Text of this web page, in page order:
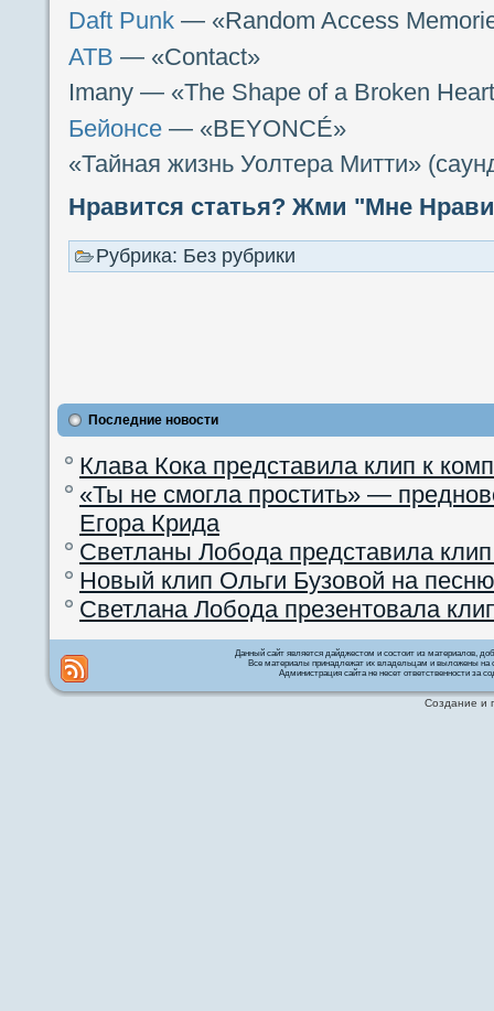
Daft Punk — «Random Access
ATB — «Contact»
Imany — «The Shape of a Broken
Бейонсе — «BEYONCÉ»
«Тайная жизнь Уолтера Митти»
Нравится статья? Жми "Мне
Рубрика: Без рубрики
Последние новости
Клава Кока представила клип к
«Ты не смогла простить» —
Егора Крида
Светланы Лобода представила
Новый клип Ольги Бузовой на
Светлана Лобода презентовала
Данный сайт является дайджестом и состоит из материалов,
Все материалы принадлежат их владельцам и выложены на
Администрация сайта не несет ответственности за
Создание и